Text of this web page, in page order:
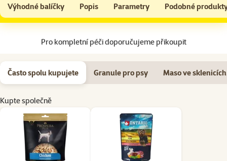
Pochoutka Prospera Plus uzlíky kuřecí sandwich 230g
Do košíku
Výhodné balíčky Popis Parametry Podobné
Na začátek stránky
Pro kompletní péči doporučujeme přikoupit
Často spolu kupujete Granule pro psy Maso ve sklenicích
Kupte společně